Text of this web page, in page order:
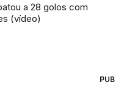
a 28 golos com
(vídeo)
PUB